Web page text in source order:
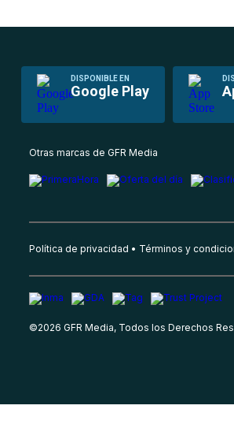
DISPONIBLE EN
Google Play
Otras marcas de GFR Media
Política de privacidad Términos y
©2026 GFR Media, Todos los Derechos